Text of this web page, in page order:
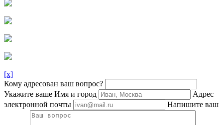
[x]
Кому адресован ваш вопрос?
Укажите ваше Имя и город
Адрес
электронной почты
Напишите ваш